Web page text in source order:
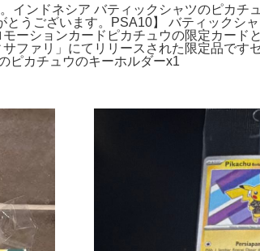
インドネシア バティックシャツのピカチ
うございます。PSA10】 バティックシ
ションカードピカチュウの限定カード
ファリ」にてリリースされた限定品です
ピカチュウのキーホルダーx1